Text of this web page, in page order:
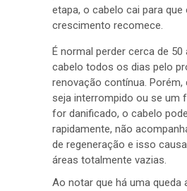
etapa, o cabelo cai para que
crescimento recomece.
É normal perder cerca de 50
cabelo todos os dias pelo
renovação contínua.
seja interrompido ou se um
for danificado, o cabelo
rapidamente, não
de regeneração e isso
áreas totalmente vazias.
Ao notar que há uma queda